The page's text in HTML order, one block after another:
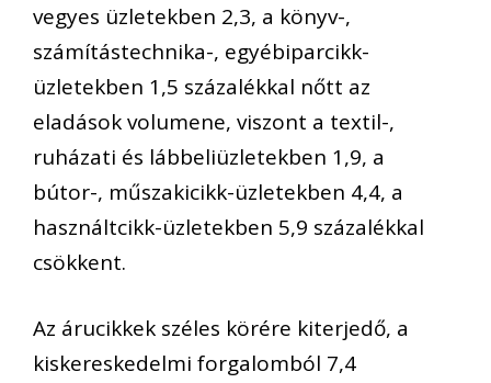
vegyes üzletekben 2,3, a könyv-,
számítástechnika-, egyébiparcikk-
üzletekben 1,5 százalékkal nőtt az
eladások volumene, viszont a textil-,
ruházati és lábbeliüzletekben 1,9, a
bútor-, műszakicikk-üzletekben 4,4, a
használtcikk-üzletekben 5,9 százalékkal
csökkent.
Az árucikkek széles körére kiterjedő, a
kiskereskedelmi forgalomból 7,4